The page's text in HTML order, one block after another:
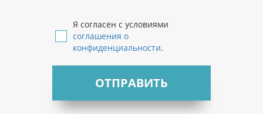
Я согласен с условиями
соглашения о
конфиденциальности.
ОТПРАВИТЬ